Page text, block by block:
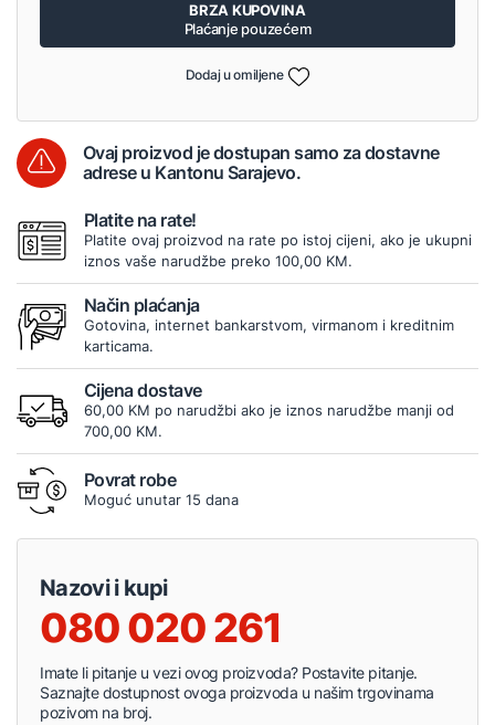
BRZA KUPOVINA
Plaćanje pouzećem
Dodaj u omiljene
Ovaj proizvod je dostupan samo za dostavne
adrese u Kantonu Sarajevo.
Platite na rate!
Platite ovaj proizvod na rate po istoj cijeni, ako je ukupni
iznos vaše narudžbe preko 100,00 KM.
Način plaćanja
Gotovina, internet bankarstvom, virmanom i kreditnim
karticama.
Cijena dostave
60,00 KM po narudžbi ako je iznos narudžbe manji od
700,00 KM.
Povrat robe
Moguć unutar 15 dana
Nazovi i kupi
080 020 261
Imate li pitanje u vezi ovog proizvoda? Postavite pitanje.
Saznajte dostupnost ovoga proizvoda u našim trgovinama
pozivom na broj.